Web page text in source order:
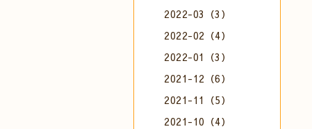
2022-03（3）
2022-02（4）
2022-01（3）
2021-12（6）
2021-11（5）
2021-10（4）